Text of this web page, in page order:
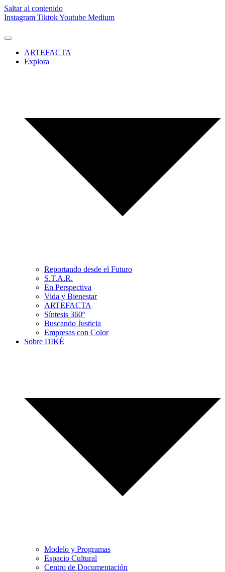
Saltar al contenido
Instagram TiktokYoutube Medium
ARTEFACTA
Explora
Reportando desde el Futuro
S.T.A.R.
En Perspectiva
Vida y Bienestar
ARTEFACTA
Síntesis 360º
Buscando Justicia
Empresas con Color
Sobre DIKÉ
Modelo y Programas
Espacio Cultural
Centro de Documentación